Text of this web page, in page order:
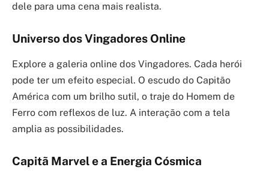
dele para uma cena mais realista.
Universo dos Vingadores Online
Explore a galeria online dos Vingadores. Cada herói
pode ter um efeito especial. O escudo do Capitão
América com um brilho sutil, o traje do Homem de
Ferro com reflexos de luz. A interação com a tela
amplia as possibilidades.
Capitã Marvel e a Energia Cósmica